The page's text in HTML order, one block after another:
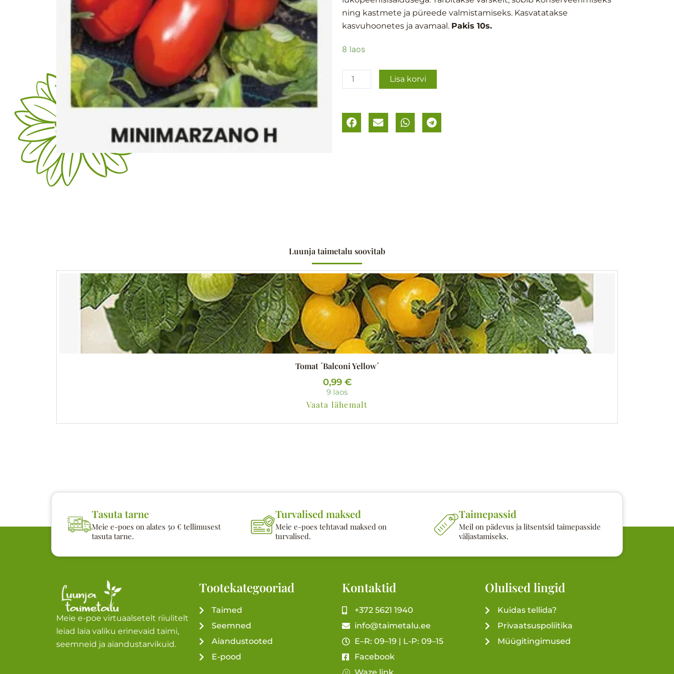
ning kastmete ja püreede valmistamiseks. Kasvatatakse
kasvuhoonetes ja avamaal. Pakis 10s.
8 laos
Tomat
F1
Lisa korvi
Luunja taimetalu soovitab
Tomat ´Balconi Yellow´
0,99 €
9 laos
Vaata lähemalt
Tasuta tarne
Meie e-poes on alates 50 € tellimusest
tasuta tarne.
Turvalised maksed
Meie e-poes tehtavad maksed on
turvalised.
Taimepassid
Meil on pädevus ja litsentsid taimepasside
väljastamiseks.
Meie e-poe virtuaalsetelt riiulitelt
leiad laia valiku erinevaid taimi,
seemneid ja aiandustarvikuid.
Tootekategooriad
Taimed
Seemned
Aiandustooted
E-pood
Kontaktid
+372 5621 1940
info@taimetalu.ee
E–R: 09–19 | L-P: 09–15
Facebook
Olulised lingid
Kuidas tellida?
Privaatsuspoliitika
Müügitingimused